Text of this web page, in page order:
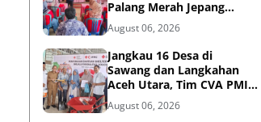
Palang Merah Jepang
Perkuat Kesiapsiagaan
Bencana di Kawasan
Pesisir dan Sekolah
August 06, 2026
Jangkau 16 Desa di
Sawang dan Langkahan
Aceh Utara, Tim CVA PMI
Salurkan 1.200 Paket
Shelter Toolkit
August 06, 2026